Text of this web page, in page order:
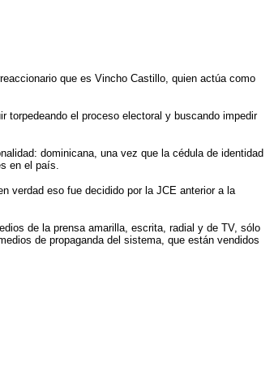
que es Vincho Castillo, quien actúa como
torpedeando el proceso electoral y buscando impedir
dominicana, una vez que la cédula de identidad
en el país.
verdad eso fue decidido por la JCE anterior a la
de la prensa amarilla, escrita, radial y de TV, sólo
de propaganda del sistema, que están vendidos